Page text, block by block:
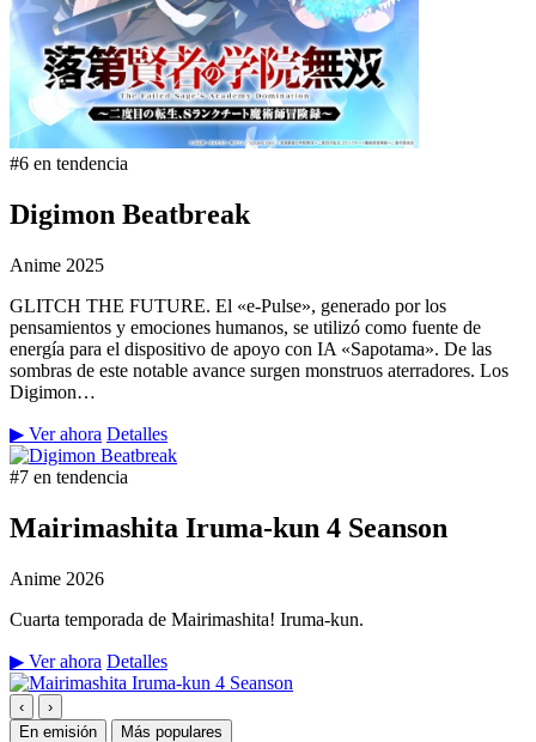
#6 en tendencia
Digimon Beatbreak
Anime 2025
GLITCH THE FUTURE. El «e-Pulse», generado por los
pensamientos y emociones humanos, se utilizó como fuente de
energía para el dispositivo de apoyo con IA «Sapotama». De las
sombras de este notable avance surgen monstruos aterradores. Los
Digimon…
▶ Ver ahora Detalles
#7 en tendencia
Mairimashita Iruma-kun 4 Seanson
Anime 2026
Cuarta temporada de Mairimashita! Iruma-kun.
▶ Ver ahora Detalles
‹
›
En emisión
Más populares